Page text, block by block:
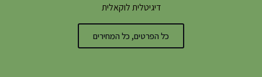
דיגיטלית לוקאלית
כל הפרטים, כל המחירים